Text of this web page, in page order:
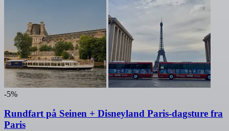
-5%
Rundfart på Seinen + Disneyland Paris-dagsture fra
Paris